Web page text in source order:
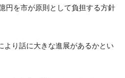
円を市が原則として負担する方針
より話に大きな進展があるかとい